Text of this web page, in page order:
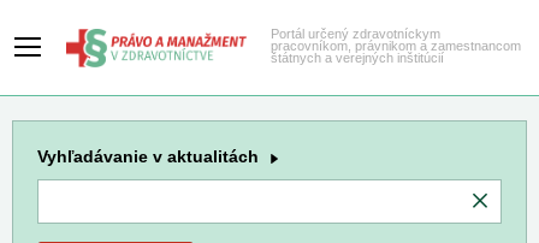
Portál určený zdravotníckym
pracovníkom, právnikom a zamestnancom
štátnych a verejných inštitúcií
Vyhľadávanie v aktualitách